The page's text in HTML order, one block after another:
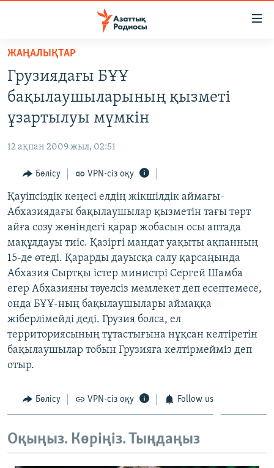
Skip
main
content
main
Search
САЯСАТ
AZATTYQTV
АДАМ ҚҰҚЫҚТАРЫ
ӘЛЕУМЕТ
ӘЛЕМ
АРНАЙЫ ЖОБАЛАР
Русский
ЖАЗЫЛЫҢЫЗ
Басқа тілдерде
ЖАҢАЛЫҚТАР
Грузиядағы БҰҰ
бақылаушыларының қызметі
ұзартылуы мүмкін
12 ақпан 2009 жыл, 02:51
Бөлісу VPN-сіз оқу
Қауіпсіздік кеңесі елдің жікшілдік аймағы-
Абхазиядағы бақылаушылар қызметін тағы төрт
айға созу жөніндегі қарар жобасын осы аптада
мақұлдауы тиіс. Қазіргі мандат уақыты ақпанның
15-де өтеді. Қарарды дауысқа салу қарсаңында
Абхазия Сыртқы істер министрі Сергей Шамба
егер Абхазияны тәуелсіз мемлекет деп есептемесе,
онда БҰҰ-ның бақылаушылары аймаққа
жіберлімейді деді. Грузия болса, ел
территориясының тұтастығына нұқсан келтіретін
бақылаушылар тобын Грузияға келтірмейміз деп
отыр.
Бөлісу VPN-сіз оқу Follow us
Оқыңыз. Көріңіз. Тыңдаңыз